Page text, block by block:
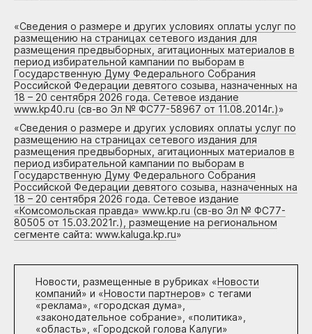
«Сведения о размере и других условиях оплаты услуг по
размещению на страницах сетевого издания для
размещения предвыборных, агитационных материалов в
период избирательной кампании по выборам в
Государственную Думу Федерального Собрания
Российской Федерации девятого созыва, назначенных на
18 – 20 сентября 2026 года. Сетевое издание
www.kp40.ru (св-во Эл № ФС77-58967 от 11.08.2014г.)»
«Сведения о размере и других условиях оплаты услуг по
размещению на страницах сетевого издания для
размещения предвыборных, агитационных материалов в
период избирательной кампании по выборам в
Государственную Думу Федерального Собрания
Российской Федерации девятого созыва, назначенных на
18 – 20 сентября 2026 года. Сетевое издание
«Комсомольская правда» www.kp.ru (св-во Эл № ФС77-
80505 от 15.03.2021г.), размещение на региональном
сегменте сайта: www.kaluga.kp.ru»
Новости, размещенные в рубриках «Новости
компаний» и «Новости партнеров» с тегами
«реклама», «городская дума»,
«законодательное собрание», «политика»,
«область», «Городской голова Калуги»